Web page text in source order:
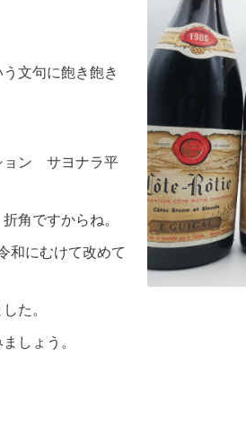
文句に飽き飽き
ョン サヨナラ平
角ですからね。
和にむけて改めて
た。
しょう。